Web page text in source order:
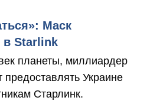
Маск
в Starlink
планеты, миллиардер
Украине
Старлинк.